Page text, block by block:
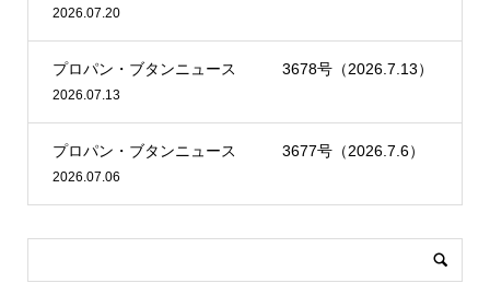
2026.07.20
プロパン・ブタンニュース 3678号（2026.7.13）
2026.07.13
プロパン・ブタンニュース 3677号（2026.7.6）
2026.07.06